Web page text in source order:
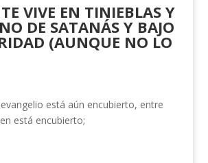
VIVE EN TINIEBLAS Y
DE SATANÁS Y BAJO
(AUNQUE NO LO
está aún encubierto, entre
está encubierto;